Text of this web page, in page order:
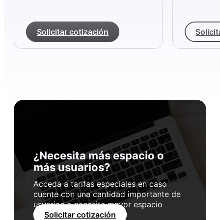
Solicitar cotización
¿Necesita más espacio o
más usuarios?
Acceda a tarifas especiales en caso
cuente con una cantidad importante de
usuarios o necesite mayor espacio
Solicitar cotización